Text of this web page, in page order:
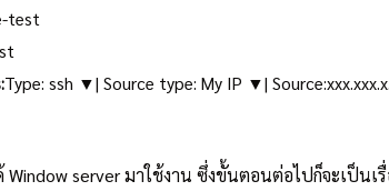
test
Type: ssh ▼| Source type: My IP ▼|
server มาใช้งาน ซึ่งขั้นตอนต่อไปก็จะเป็นเ